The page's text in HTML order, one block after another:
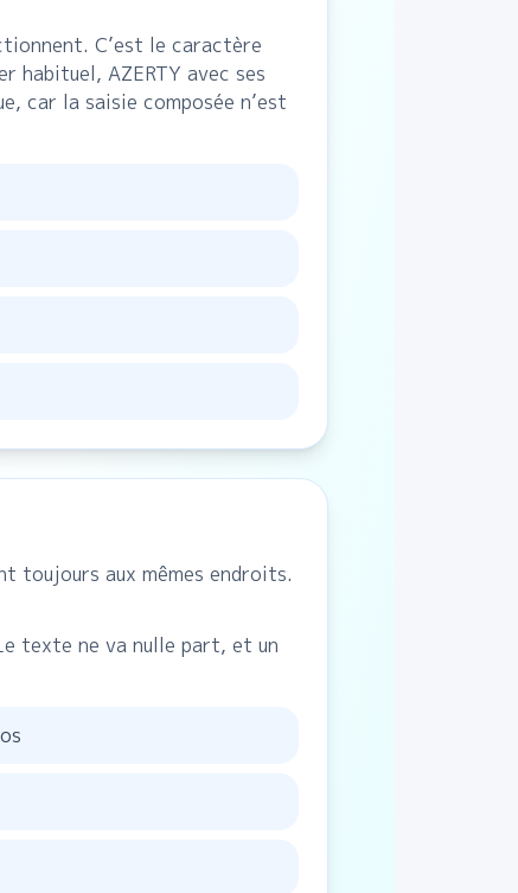
C’est le caractère
habituel, AZERTY avec ses
car la saisie composée n’est
toujours aux mêmes endroits.
texte ne va nulle part, et un